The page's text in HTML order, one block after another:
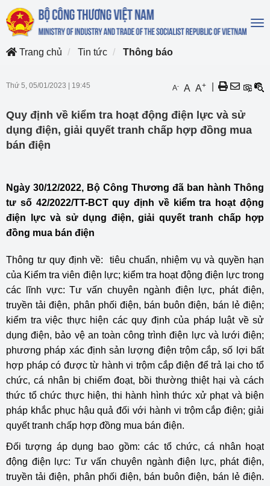
Trang chủ
Tin tức Thông báo
Thứ 5, 05/01/2023 19:45 A- A A+
Quy định về kiểm tra hoạt động điện lực và sử
dụng điện, giải quyết tranh chấp hợp đồng mua
bán điện
Ngày 30/12/2022, Bộ Công Thương đã ban hành Thông
tư số 42/2022/TT-BCT quy định về kiểm tra hoạt động
điện lực và sử dụng điện, giải quyết tranh chấp hợp
đồng mua bán điện
Thông tư quy định về: tiêu chuẩn, nhiệm vụ và quyền hạn
của Kiểm tra viên điện lực; kiểm tra hoạt động điện lực trong
các lĩnh vực: Tư vấn chuyên ngành điện lực, phát điện,
truyền tải điện, phân phối điện, bán buôn điện, bán lẻ điện;
kiểm tra việc thực hiện các quy định của pháp luật về sử
dụng điện, bảo vệ an toàn công trình điện lực và lưới điện;
phương pháp xác định sản lượng điện trộm cắp, số lợi bất
hợp pháp có được từ hành vi trộm cắp điện để trả lại cho tổ
chức, cá nhân bị chiếm đoạt, bồi thường thiệt hại và cách
thức tổ chức thực hiện, thi hành hình thức xử phạt và biện
pháp khắc phục hậu quả đối với hành vi trộm cắp điện; giải
quyết tranh chấp hợp đồng mua bán điện.
Đối tượng áp dụng bao gồm: các tổ chức, cá nhân hoạt
động điện lực: Tư vấn chuyên ngành điện lực, phát điện,
truyền tải điện, phân phối điện, bán buôn điện, bán lẻ điện.